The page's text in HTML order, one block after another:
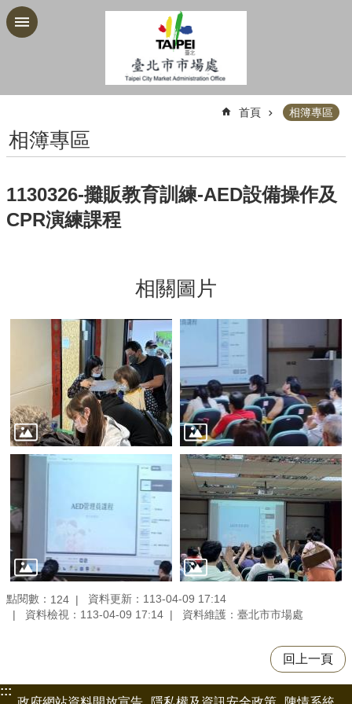
跳到主要內容區塊
首頁 相簿專區
相簿專區
1130326-攤販教育訓練-AED設備操作及
CPR演練課程
相關圖片
點閱數： 124
資料更新：113-04-09 17:14
資料檢視：113-04-09 17:14
資料維護：臺北市市場處
回上一頁
:::